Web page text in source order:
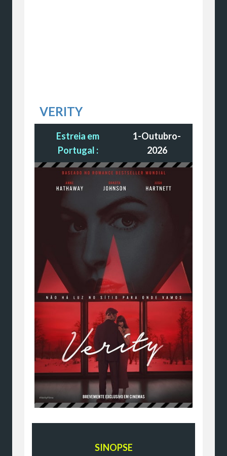
VERITY
Estreia em
Portugal :
1-Outubro-
2026
SINOPSE